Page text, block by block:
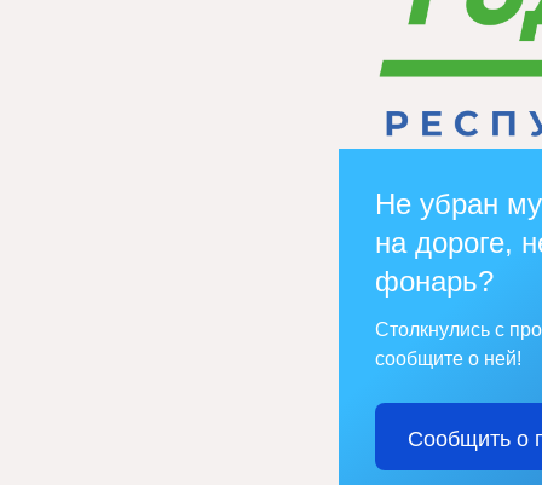
Не убран
на дороге,
фонарь?
Столкнулись с
сообщите о ней!
Сообщить о